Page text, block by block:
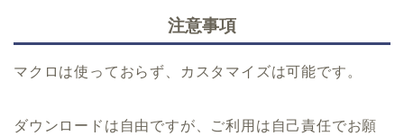
注意事項
マクロは使っておらず、カスタマイズは可能です。
ダウンロードは自由ですが、ご利用は自己責任でお願